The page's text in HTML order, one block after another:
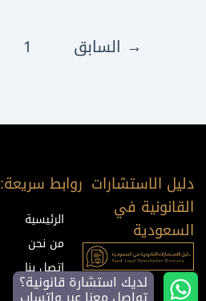
→ السابق 1
دليل الاستشارات
القانونية في
السعودية
روابط سريعة:
الرئيسية
من نحن
اتصل بنا
المدونة
لديك استشارة قانونية؟